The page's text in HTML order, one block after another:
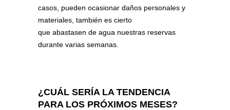
casos, pueden ocasionar daños personales y
materiales, también es cierto
que abastasen de agua nuestras reservas
durante varias semanas.
¿CUÁL SERÍA LA TENDENCIA
PARA LOS PRÓXIMOS MESES?